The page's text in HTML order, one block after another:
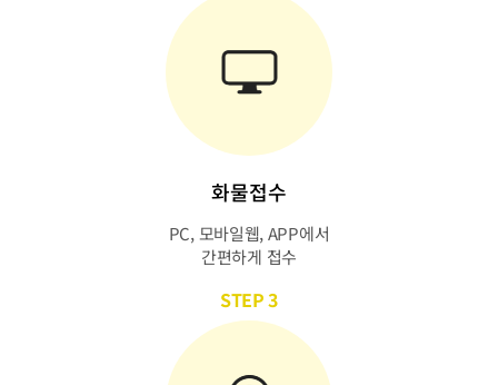
화물접수
PC, 모바일웹, APP에서
간편하게 접수
STEP 3